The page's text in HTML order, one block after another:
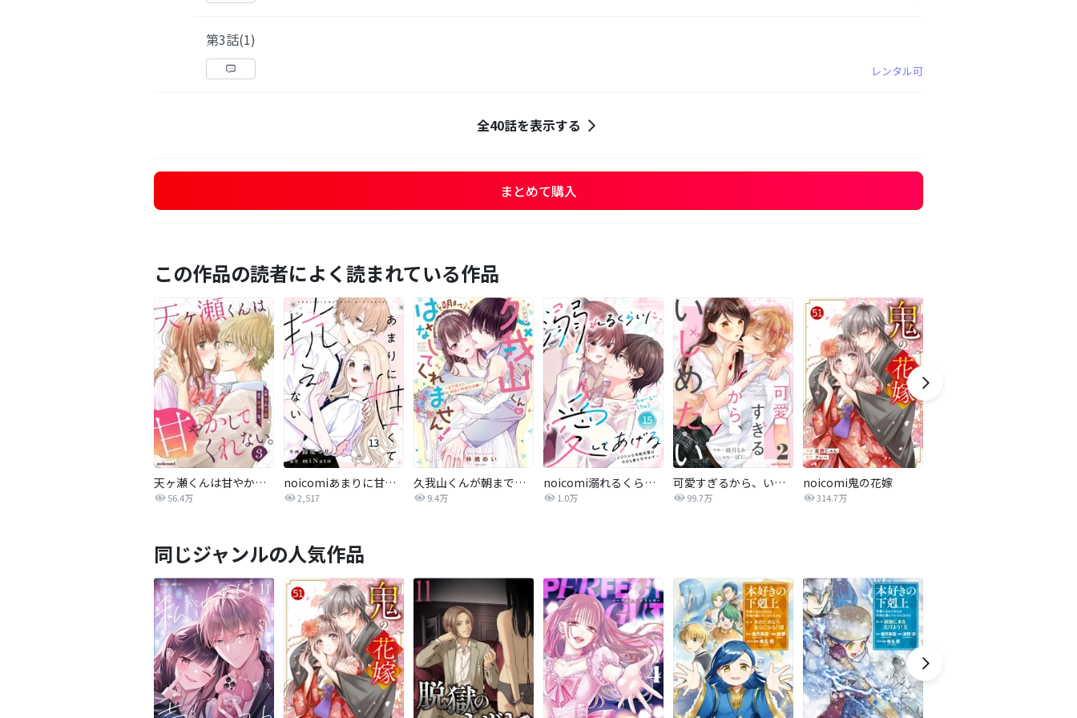
第3話(1)
レンタル可
全40話を表示する
まとめて購入
この作品の読者によく読まれている作品
天ヶ瀬くんは甘やかしてくれない。
56.4万
noicomiあまりに甘くて抗えない
2,517
久我山くんが朝まではなしてくれません！ ～年下彼との秘密の新婚生活～ 【再編集版】
9.4万
noicomi溺れるくらいに、愛してあげる～イジワルな未紘先輩は今日も番を甘やかす～
1.0万
可愛すぎるから、いじめたい
99.7万
noicomi鬼の花嫁
314.7万
同じジャンルの人気作品